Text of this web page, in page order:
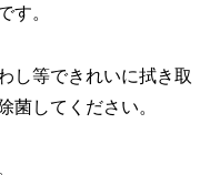
す。
し等できれいに拭き取
菌してください。